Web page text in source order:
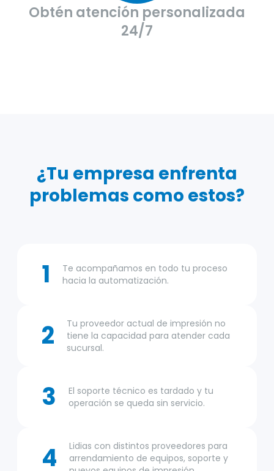
Obtén atención personalizada
24/7
¿Tu empresa enfrenta
problemas como estos?
1
Te acompañamos en todo tu proceso
hacia la automatización.
2
Tu proveedor actual de impresión no
tiene la capacidad para atender cada
sucursal.
3
El soporte técnico es tardado y tu
operación se queda sin servicio.
4
Lidias con distintos proveedores para
arrendamiento de equipos, soporte y